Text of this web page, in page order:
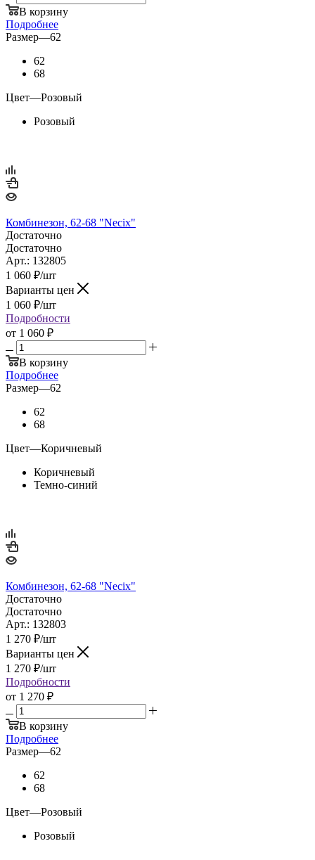
В корзину
Подробнее
Размер—62
62
68
Цвет—Розовый
Розовый
Комбинезон, 62-68 "Necix"
Достаточно
Достаточно
Арт.: 132805
1 060 ₽/шт
Варианты цен
1 060 ₽/шт
Подробности
от 1 060 ₽
В корзину
Подробнее
Размер—62
62
68
Цвет—Коричневый
Коричневый
Темно-синий
Комбинезон, 62-68 "Necix"
Достаточно
Достаточно
Арт.: 132803
1 270 ₽/шт
Варианты цен
1 270 ₽/шт
Подробности
от 1 270 ₽
В корзину
Подробнее
Размер—62
62
68
Цвет—Розовый
Розовый